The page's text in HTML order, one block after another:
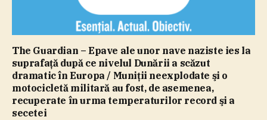
The Guardian – Epave ale unor nave naziste ies la
suprafaţă după ce nivelul Dunării a scăzut
dramatic în Europa / Muniţii neexplodate şi o
motocicletă militară au fost, de asemenea,
recuperate în urma temperaturilor record şi a
secetei